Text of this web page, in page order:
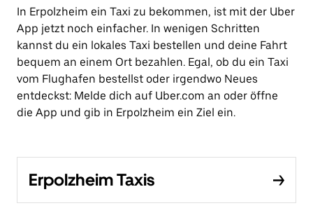
In Erpolzheim ein Taxi zu bekommen, ist mit der Uber
App jetzt noch einfacher. In wenigen Schritten
kannst du ein lokales Taxi bestellen und deine Fahrt
bequem an einem Ort bezahlen. Egal, ob du ein Taxi
vom Flughafen bestellst oder irgendwo Neues
entdeckst: Melde dich auf Uber.com an oder öffne
die App und gib in Erpolzheim ein Ziel ein.
Erpolzheim Taxis